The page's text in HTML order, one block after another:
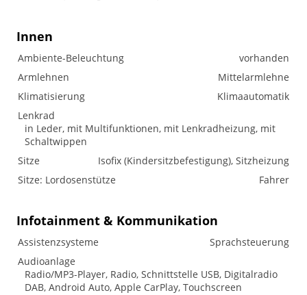
Innen
Ambiente-Beleuchtung
vorhanden
Armlehnen
Mittelarmlehne
Klimatisierung
Klimaautomatik
Lenkrad
in Leder, mit Multifunktionen, mit Lenkradheizung, mit
Schaltwippen
Sitze
Isofix (Kindersitzbefestigung), Sitzheizung
Sitze: Lordosenstütze
Fahrer
Infotainment & Kommunikation
Assistenzsysteme
Sprachsteuerung
Audioanlage
Radio/MP3-Player, Radio, Schnittstelle USB, Digitalradio
DAB, Android Auto, Apple CarPlay, Touchscreen